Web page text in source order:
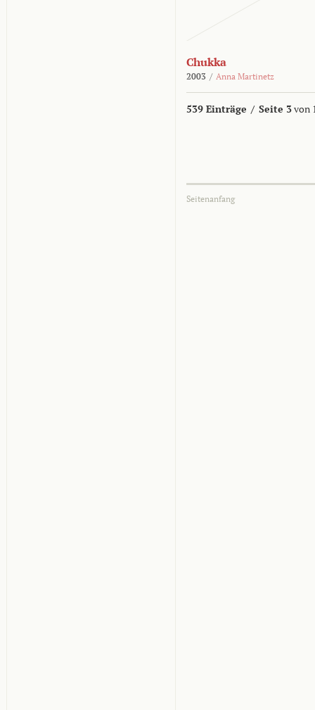
Chukka
2003 / Anna Martinetz
539 Einträge / Seite 3von
Seitenanfang